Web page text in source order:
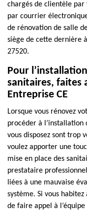
chargés de clientèle par
par courrier
de rénovation de salle
siège de cette dernière
27520.
Pour
sanitaires, faites
Entreprise CE
Lorsque vous rénovez
procéder à l’installation
vous disposez sont trop
voulez apporter une
mise en place des
prestataire
liées à une mauvaise
système. Si vous habitez
de faire appel à